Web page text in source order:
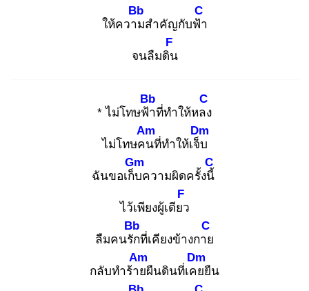
ให้ความ
Bb
สำคัญกับฟ้า
C
จนลืมดิน
F
* ไม่โทษฟ้า
Bb
ที่ทำให้หลง
C
ไม่โทษคน
Am
ที่ทำให้เจ็บ
Dm
ฉันขอเก็บ
Gm
ความผิดครั้งนี้
C
ไว้เพียงผู้เดียว
F
ลืมคนรัก
Bb
ที่เคียงข้างกาย
C
กลับทำร้าย
Am
ผืนดินที่เคย
Dm
ยืน